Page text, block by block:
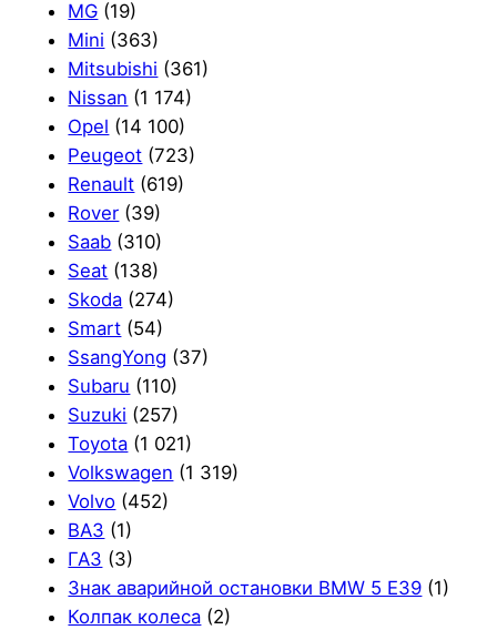
MG (19)
Mini (363)
Mitsubishi (361)
Nissan (1 174)
Opel (14 100)
Peugeot (723)
Renault (619)
Rover (39)
Saab (310)
Seat (138)
Skoda (274)
Smart (54)
SsangYong (37)
Subaru (110)
Suzuki (257)
Toyota (1 021)
Volkswagen (1 319)
Volvo (452)
ВАЗ (1)
ГАЗ (3)
Знак аварийной остановки BMW 5 E39 (1)
Колпак колеса (2)